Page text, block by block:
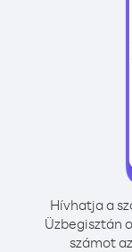
Hívhatja a
Üzbegisztán
számot